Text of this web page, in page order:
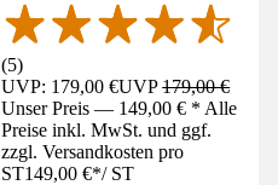
(5)
UVP: 179,00 €UVP179,00 €
Unser Preis — 149,00 € * Alle
Preise inkl. MwSt. und ggf.
zzgl. Versandkosten pro
ST149,00 €*/ ST